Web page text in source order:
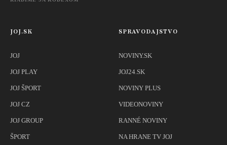
JOJ.SK
JOJ
JOJ PLAY
JOJ ŠPORT
JOJ CZ
JOJ GROUP
ŠPORT
SPRAVODAJSTVO
NOVINY.SK
JOJ24.SK
NOVINY PLUS
VIDEONOVINY
RANNÉ NOVINY
NA HRANE TV JOJ